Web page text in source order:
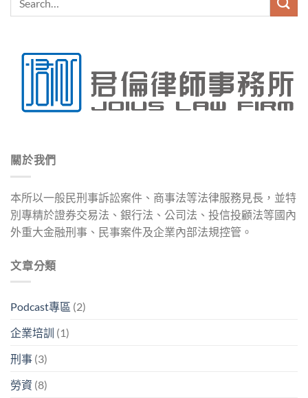
關於我們
本所以一般民刑事訴訟案件、商事法等法律服務見長，並特
別專精於證券交易法、銀行法、公司法、投信投顧法等國內
外重大金融刑事、民事案件及企業內部法規控管。
文章分類
Podcast專區 (2)
企業培訓 (1)
刑事 (3)
勞資 (8)